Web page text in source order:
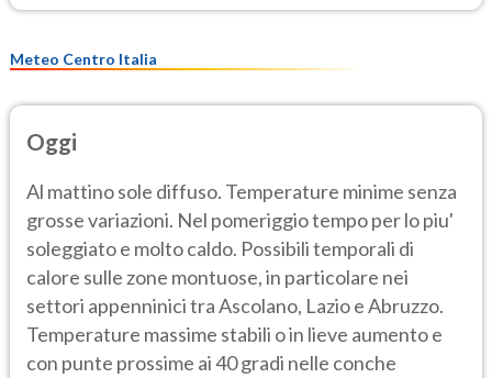
Meteo Centro Italia
Oggi
Al mattino sole diffuso. Temperature minime senza
grosse variazioni. Nel pomeriggio tempo per lo piu'
soleggiato e molto caldo. Possibili temporali di
calore sulle zone montuose, in particolare nei
settori appenninici tra Ascolano, Lazio e Abruzzo.
Temperature massime stabili o in lieve aumento e
con punte prossime ai 40 gradi nelle conche